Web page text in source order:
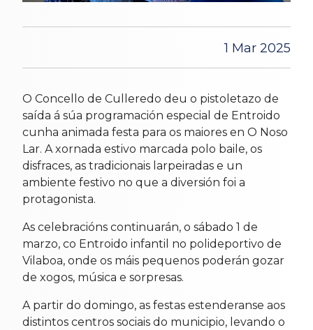
1 Mar 2025
O Concello de Culleredo deu o pistoletazo de
saída á súa programación especial de Entroido
cunha animada festa para os maiores en O Noso
Lar. A xornada estivo marcada polo baile, os
disfraces, as tradicionais larpeiradas e un
ambiente festivo no que a diversión foi a
protagonista.
As celebracións continuarán, o sábado 1 de
marzo, co Entroido infantil no polideportivo de
Vilaboa, onde os máis pequenos poderán gozar
de xogos, música e sorpresas.
A partir do domingo, as festas estenderanse aos
distintos centros sociais do municipio, levando o